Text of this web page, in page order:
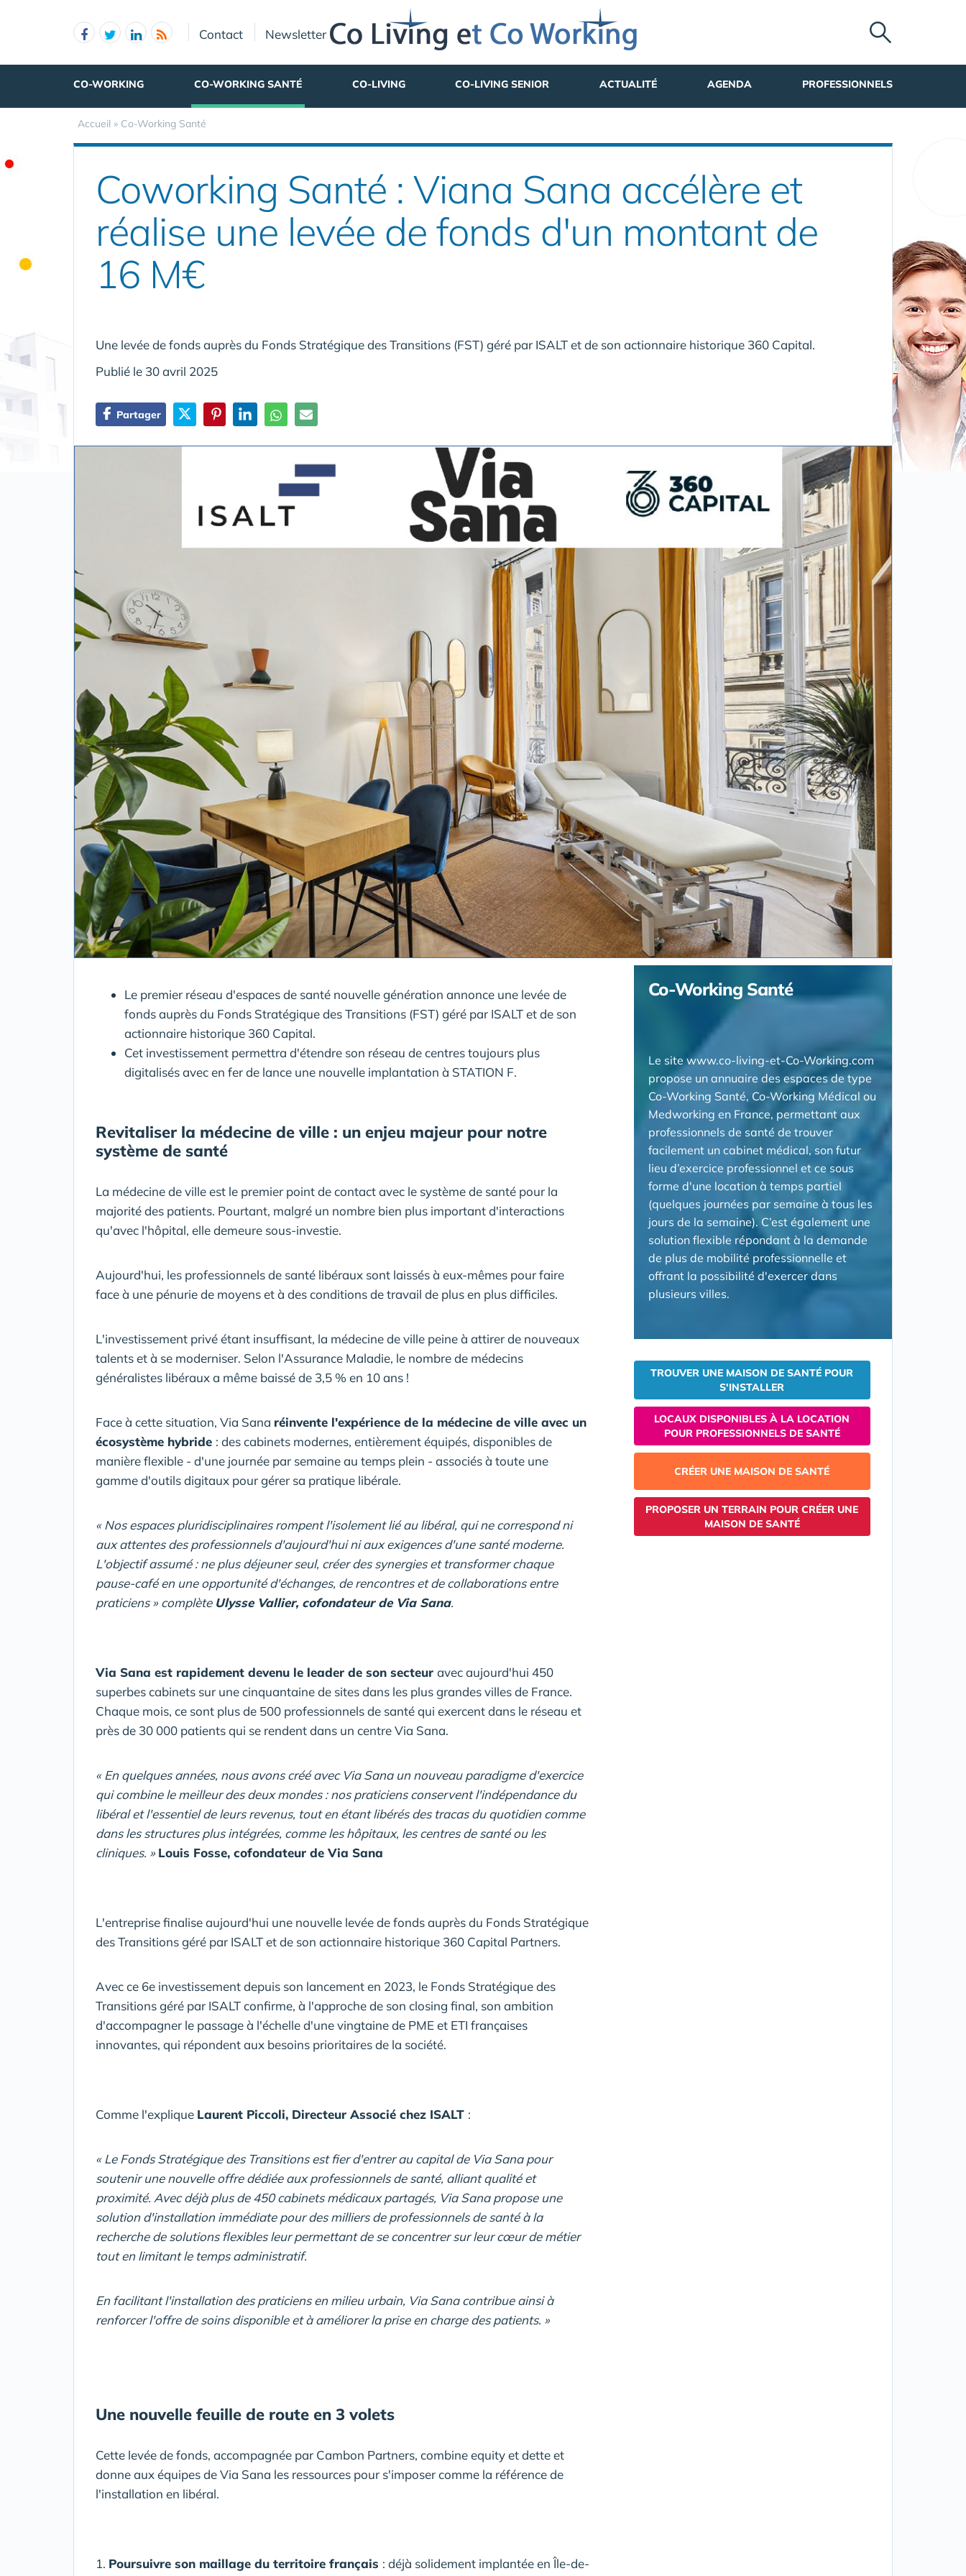
Contact Newsletter
CO-WORKING CO-WORKING SANTÉ CO-LIVING CO-LIVING SENIOR ACTUALITÉ AGENDA PROFESSIONNELS
Accueil » Co-Working Santé
Coworking Santé : Viana Sana accélère et
réalise une levée de fonds d'un montant de
16 M€
Une levée de fonds auprès du Fonds Stratégique des Transitions (FST) géré par ISALT et de son actionnaire historique 360 Capital.
Publié le 30 avril 2025
Partager
Le premier réseau d'espaces de santé nouvelle génération annonce une levée de
fonds auprès du Fonds Stratégique des Transitions (FST) géré par ISALT et de son
actionnaire historique 360 Capital.
Cet investissement permettra d'étendre son réseau de centres toujours plus
digitalisés avec en fer de lance une nouvelle implantation à STATION F.
Revitaliser la médecine de ville : un enjeu majeur pour notre
système de santé
La médecine de ville est le premier point de contact avec le système de santé pour la
majorité des patients. Pourtant, malgré un nombre bien plus important d'interactions
qu'avec l'hôpital, elle demeure sous-investie.
Aujourd'hui, les professionnels de santé libéraux sont laissés à eux-mêmes pour faire
face à une pénurie de moyens et à des conditions de travail de plus en plus difficiles.
L'investissement privé étant insuffisant, la médecine de ville peine à attirer de nouveaux
talents et à se moderniser. Selon l'Assurance Maladie, le nombre de médecins
généralistes libéraux a même baissé de 3,5 % en 10 ans !
Face à cette situation, Via Sana réinvente l'expérience de la médecine de ville avec un
écosystème hybride : des cabinets modernes, entièrement équipés, disponibles de
manière flexible - d'une journée par semaine au temps plein - associés à toute une
gamme d'outils digitaux pour gérer sa pratique libérale.
« Nos espaces pluridisciplinaires rompent l'isolement lié au libéral, qui ne correspond ni
aux attentes des professionnels d'aujourd'hui ni aux exigences d'une santé moderne.
L'objectif assumé : ne plus déjeuner seul, créer des synergies et transformer chaque
pause-café en une opportunité d'échanges, de rencontres et de collaborations entre
praticiens » complète Ulysse Vallier, cofondateur de Via Sana.
Via Sana est rapidement devenu le leader de son secteur avec aujourd'hui 450
superbes cabinets sur une cinquantaine de sites dans les plus grandes villes de France.
Chaque mois, ce sont plus de 500 professionnels de santé qui exercent dans le réseau et
près de 30 000 patients qui se rendent dans un centre Via Sana.
« En quelques années, nous avons créé avec Via Sana un nouveau paradigme d'exercice
qui combine le meilleur des deux mondes : nos praticiens conservent l'indépendance du
libéral et l'essentiel de leurs revenus, tout en étant libérés des tracas du quotidien comme
dans les structures plus intégrées, comme les hôpitaux, les centres de santé ou les
cliniques. »Louis Fosse, cofondateur de Via Sana
L'entreprise finalise aujourd'hui une nouvelle levée de fonds auprès du Fonds Stratégique
des Transitions géré par ISALT et de son actionnaire historique 360 Capital Partners.
Avec ce 6e investissement depuis son lancement en 2023, le Fonds Stratégique des
Transitions géré par ISALT confirme, à l'approche de son closing final, son ambition
d'accompagner le passage à l'échelle d'une vingtaine de PME et ETI françaises
innovantes, qui répondent aux besoins prioritaires de la société.
Comme l'explique Laurent Piccoli, Directeur Associé chez ISALT :
« Le Fonds Stratégique des Transitions est fier d'entrer au capital de Via Sana pour
soutenir une nouvelle offre dédiée aux professionnels de santé, alliant qualité et
proximité. Avec déjà plus de 450 cabinets médicaux partagés, Via Sana propose une
solution d'installation immédiate pour des milliers de professionnels de santé à la
recherche de solutions flexibles leur permettant de se concentrer sur leur cœur de métier
tout en limitant le temps administratif.
En facilitant l'installation des praticiens en milieu urbain, Via Sana contribue ainsi à
renforcer l'offre de soins disponible et à améliorer la prise en charge des patients. »
Une nouvelle feuille de route en 3 volets
Cette levée de fonds, accompagnée par Cambon Partners, combine equity et dette et
donne aux équipes de Via Sana les ressources pour s'imposer comme la référence de
l'installation en libéral.
1. Poursuivre son maillage du territoire français : déjà solidement implantée en Île-de-
Co-Working Santé
Le site www.co-living-et-Co-Working.com
propose un annuaire des espaces de type
Co-Working Santé, Co-Working Médical ou
Medworking en France, permettant aux
professionnels de santé de trouver
facilement un cabinet médical, son futur
lieu d’exercice professionnel et ce sous
forme d'une location à temps partiel
(quelques journées par semaine à tous les
jours de la semaine). C’est également une
solution flexible répondant à la demande
de plus de mobilité professionnelle et
offrant la possibilité d'exercer dans
plusieurs villes.
TROUVER UNE MAISON DE SANTÉ POUR
S'INSTALLER
LOCAUX DISPONIBLES À LA LOCATION
POUR PROFESSIONNELS DE SANTÉ
CRÉER UNE MAISON DE SANTÉ
PROPOSER UN TERRAIN POUR CRÉER UNE
MAISON DE SANTÉ